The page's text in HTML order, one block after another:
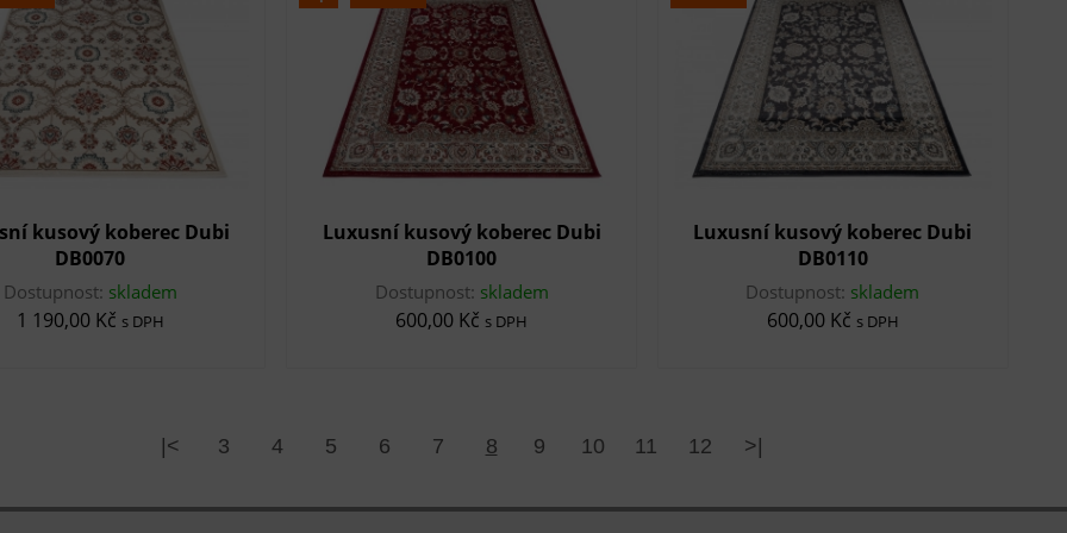
kusový koberec Dubi
DB0070
Dostupnost: skladem
1 190,00 Kč s DPH
Luxusní kusový koberec Dubi
DB0100
Dostupnost: skladem
600,00 Kč s DPH
Luxusní kusový koberec Dubi
DB0110
Dostupnost: skladem
600,00 Kč s DPH
|< 3 4 5 6 7 8 9 10 11 12 >|